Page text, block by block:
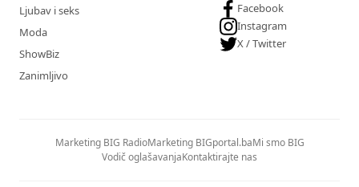
Ljubav i seks
Moda
ShowBiz
Zanimljivo
Facebook
Instagram
X / Twitter
Marketing BIG RadioMarketing BIGportal.baMi smo BIG
Vodič oglašavanjaKontaktirajte nas